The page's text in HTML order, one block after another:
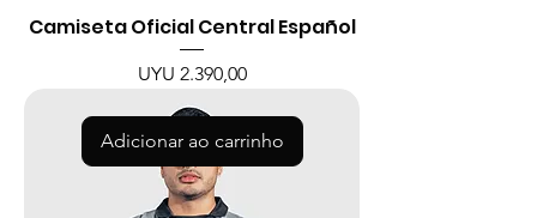
Camiseta Oficial Central Español
Preço
UYU 2.390,00
Adicionar ao carrinho